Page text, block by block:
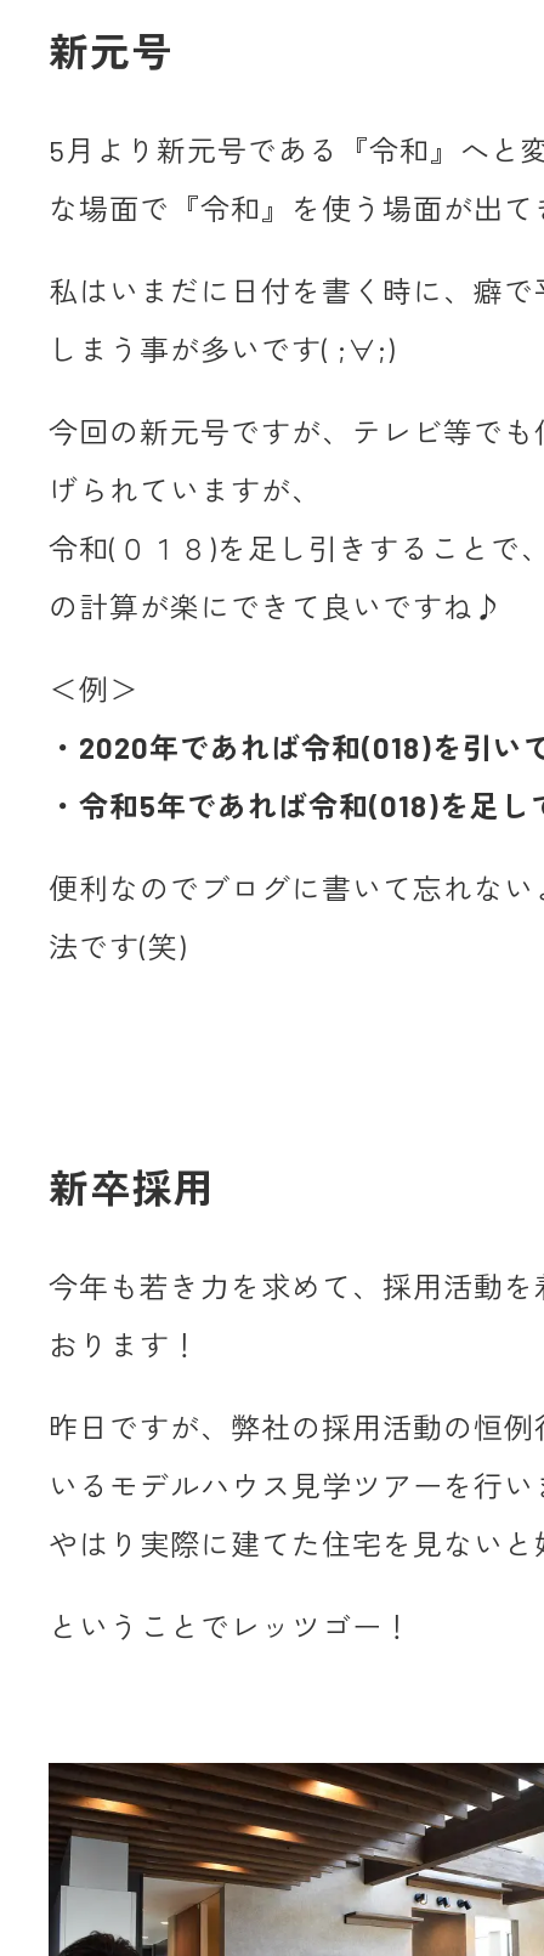
新元号
5月より新元号である『令和』へと
な場面で『令和』を使う場面が出
私はいまだに日付を書く時に、癖
しまう事が多いです( ;∀;)
今回の新元号ですが、テレビ等で
げられていますが、
令和(０１８)を足し引きすることで
の計算が楽にできて良いですね♪
＜例＞
・2020年であれば令和(018)を引い
・令和5年であれば令和(018)を足
便利なのでブログに書いて忘れな
法です(笑)
新卒採用
今年も若き力を求めて、採用活動
おります！
昨日ですが、弊社の採用活動の恒
いるモデルハウス見学ツアーを行
やはり実際に建てた住宅を見ない
ということでレッツゴー！